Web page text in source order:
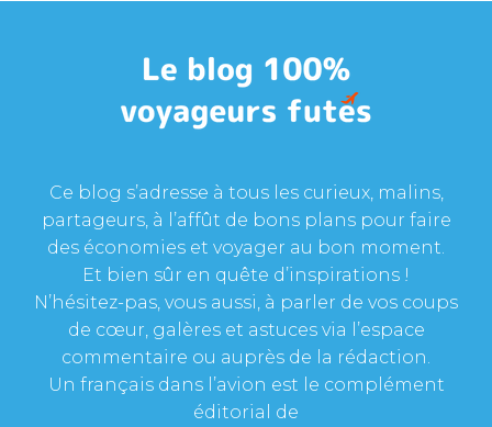
Ce blog s’adresse à tous les curieux, malins,
partageurs, à l’affût de bons plans pour faire
des économies et voyager au bon moment.
Et bien sûr en quête d’inspirations !
N’hésitez-pas, vous aussi, à parler de vos coups
de cœur, galères et astuces via l’espace
commentaire ou auprès de la rédaction.
Un français dans l’avion est le complément
éditorial de